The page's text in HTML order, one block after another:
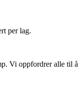
per lag.
Vi oppfordrer alle til